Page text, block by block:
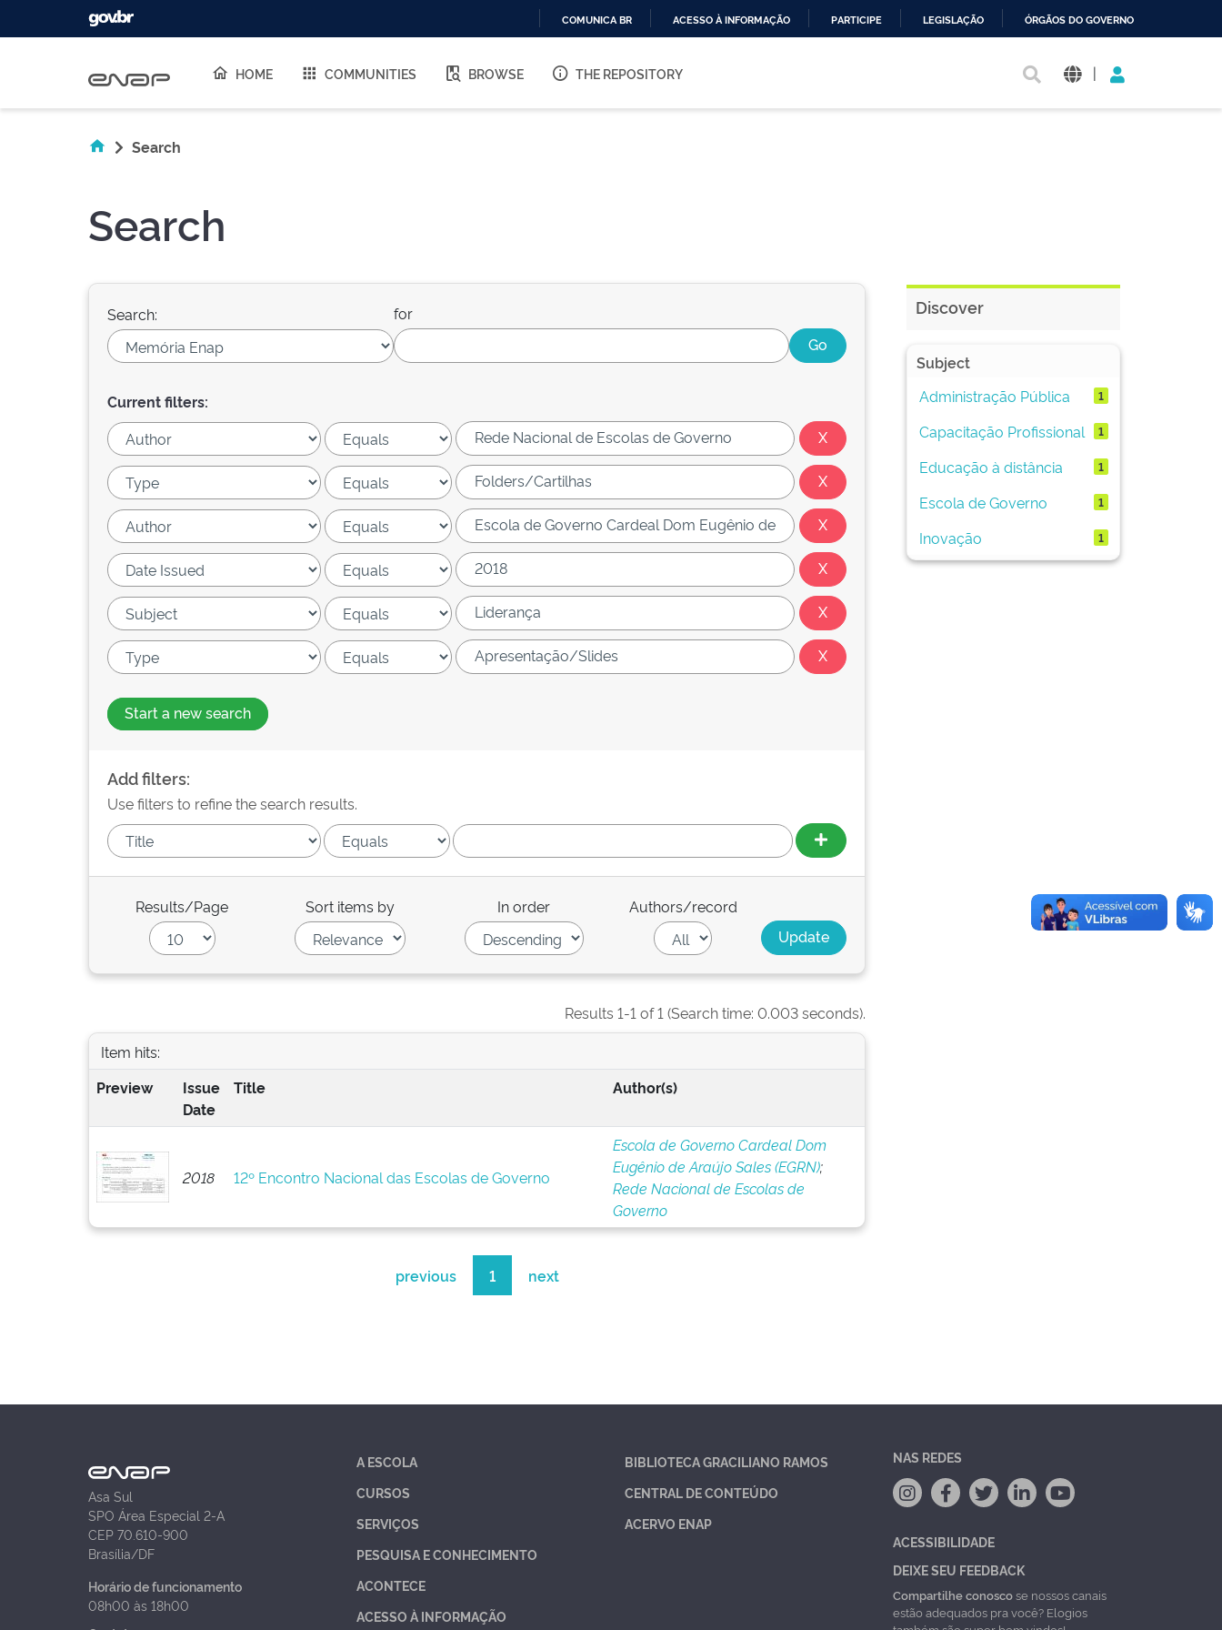
O
COMUNICA BR ACESSO À INFORMAÇÃO PARTICIPE LEGISLAÇÃO ÓRGÃOS DO GOVERNO
HOME COMMUNITIES BROWSE THE REPOSITORY |
Search
Search
Search: for
Current filters:
Start a new search
Add filters:
Use filters to refine the search results.
Results/Page Sort items by In order Authors/record
Results 1-1 of 1 (Search time: 0.003 seconds).
Item hits:
Preview
Issue
Date
Title Author(s)
2018 12º Encontro Nacional das Escolas de Governo
Escola de Governo Cardeal Dom
Eugênio de Araújo Sales (EGRN);
Rede Nacional de Escolas de
Governo
previous 1 next
Discover
Subject
Administração Pública
1
Capacitação Profissional 1
Educação à distância 1
Escola de Governo 1
Inovação 1
Asa Sul
SPO Área Especial 2-A
CEP 70.610-900
Brasília/DF
Horário de funcionamento
08h00 às 18h00
A ESCOLA
CURSOS
SERVIÇOS
PESQUISA E CONHECIMENTO
ACONTECE
ACESSO À INFORMAÇÃO
BIBLIOTECA GRACILIANO RAMOS
CENTRAL DE CONTEÚDO
ACERVO ENAP
NAS REDES
ACESSIBILIDADE
DEIXE SEU FEEDBACK
Compartilhe conoscose nossos canais
estão adequados pra você? Elogios